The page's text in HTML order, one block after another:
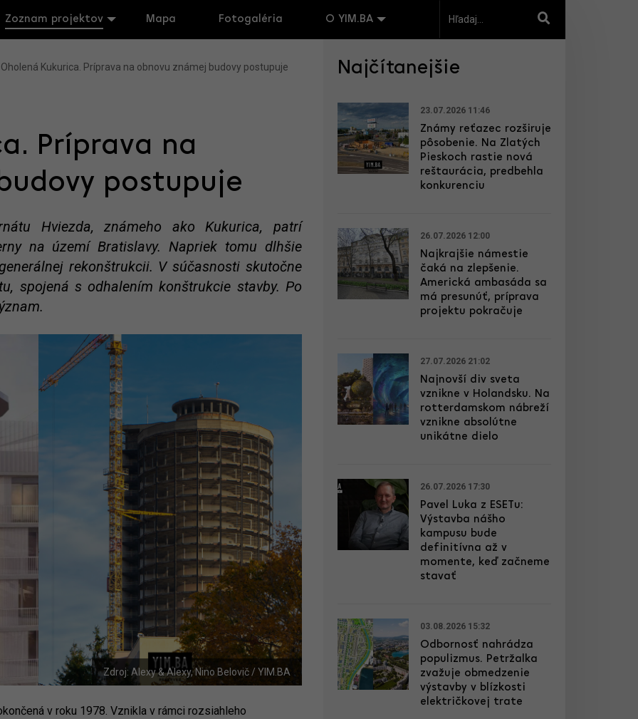
Zoznam projektov Mapa Fotogaléria O YIM.BA
Oholená Kukurica. Príprava na obnovu známej budovy postupuje
Príprava na
postupuje
Hviezda, známeho ako Kukurica, patrí
na území Bratislavy. Napriek tomu dlhšie
rekonštrukcii. V súčasnosti skutočne
spojená s odhalením konštrukcie stavby. Po
Zdroj: Alexy & Alexy, Nino Belovič / YIM.BA
v roku 1978. Vznikla v rámci rozsiahleho
Najčítanejšie
23.07.2026 11:46
Známy reťazec rozširuje
pôsobenie. Na Zlatých
Pieskoch rastie nová
reštaurácia, predbehla
konkurenciu
26.07.2026 12:00
Najkrajšie námestie
čaká na zlepšenie.
Americká ambasáda sa
má presunúť, príprava
projektu pokračuje
27.07.2026 21:02
Najnovší div sveta
vznikne v Holandsku. Na
rotterdamskom nábreží
vznikne absolútne
unikátne dielo
26.07.2026 17:30
Pavel Luka z ESETu:
Výstavba nášho
kampusu bude
definitívna až v
momente, keď začneme
stavať
03.08.2026 15:32
Odbornosť nahrádza
populizmus. Petržalka
zvažuje obmedzenie
výstavby v blízkosti
električkovej trate